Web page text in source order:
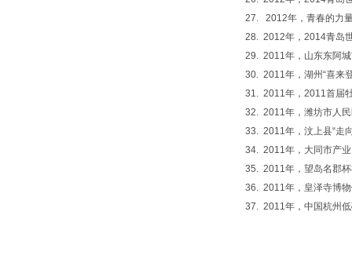
27. 2012年，青春的力
28. 2012年，2014青岛
29. 2011年，山东东阿
30. 2011年，湖州“喜来
31. 2011年，2011首届
32. 2011年，潍坊市人
33. 2011年，汶上县“走
34. 2011年，大同市产
35. 2011年，望岛名郡
36. 2011年，皇泽寺博
37. 2011年，中国杭州